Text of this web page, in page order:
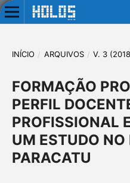
INÍCIO / ARQUIVOS / V. 3
FORMAÇÃO
PERFIL
PROFISSIONAL
UM ESTUDO
PARACATU